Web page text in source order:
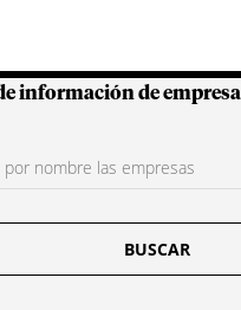
Empresas
información de
BUSCAR